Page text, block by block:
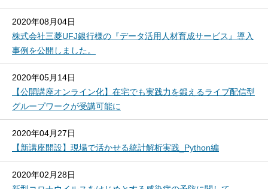
2020年08月04日
株式会社三菱UFJ銀行様の『データ活用人材育成サービス』導入
事例を公開しました。
2020年05月14日
【公開講座オンライン化】在宅でも実践力を鍛えるライブ配信型
グループワークが受講可能に
2020年04月27日
【新講座開設】現場で活かせる統計解析実践_Python編
2020年02月28日